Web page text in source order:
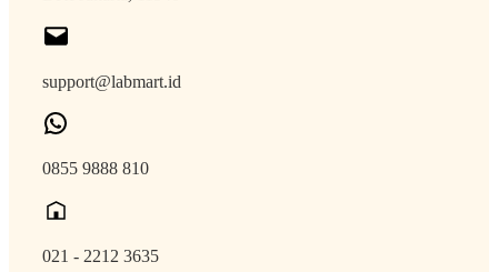
support@labmart.id
0855 9888 810
021 - 2212 3635